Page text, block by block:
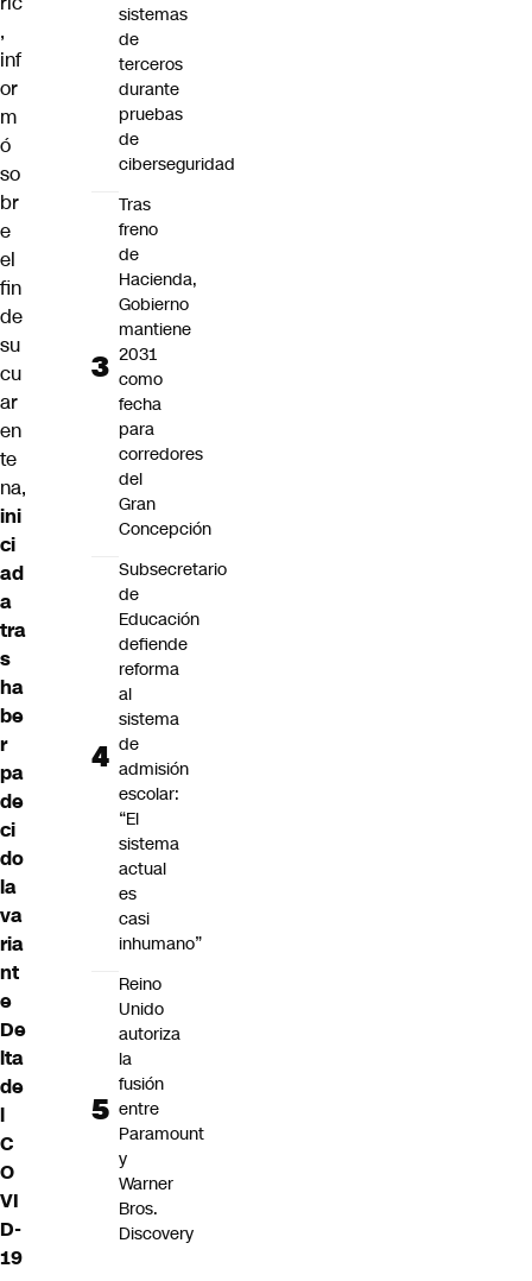
,
inf
or
m
ó
so
br
e
el
fin
de
su
cu
ar
en
te
na,
ini
ci
ad
a
tra
s
ha
be
r
pa
de
ci
do
la
va
ria
nt
e
De
lta
de
l
C
O
VI
D-
19
sistemas
de
terceros
durante
pruebas
de
ciberseguridad
Tras
freno
de
Hacienda,
Gobierno
mantiene
2031
como
fecha
para
corredores
del
Gran
Concepción
Subsecretario
de
Educación
defiende
reforma
al
sistema
de
admisión
escolar:
“El
sistema
actual
es
casi
inhumano”
Reino
Unido
autoriza
la
fusión
entre
Paramount
y
Warner
Bros.
Discovery